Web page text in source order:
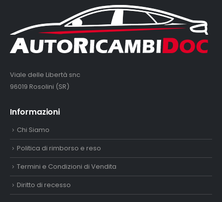
Chi Siamo
Politica di rimborso e reso
Termini e Condizioni di Vendita
Diritto di recesso
Account